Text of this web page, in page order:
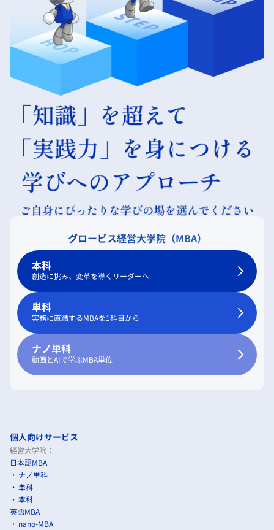
グロービス経営大学院（MBA）
本科
創造に挑み、変革を導くリーダーへ
単科
実務に直結するMBAを1科目から
ナノ単科
動画とAIで学ぶMBA単位
個人向けサービス
経営大学院：
日本語MBA
ナノ単科
単科
本科
英語MBA
nano-MBA